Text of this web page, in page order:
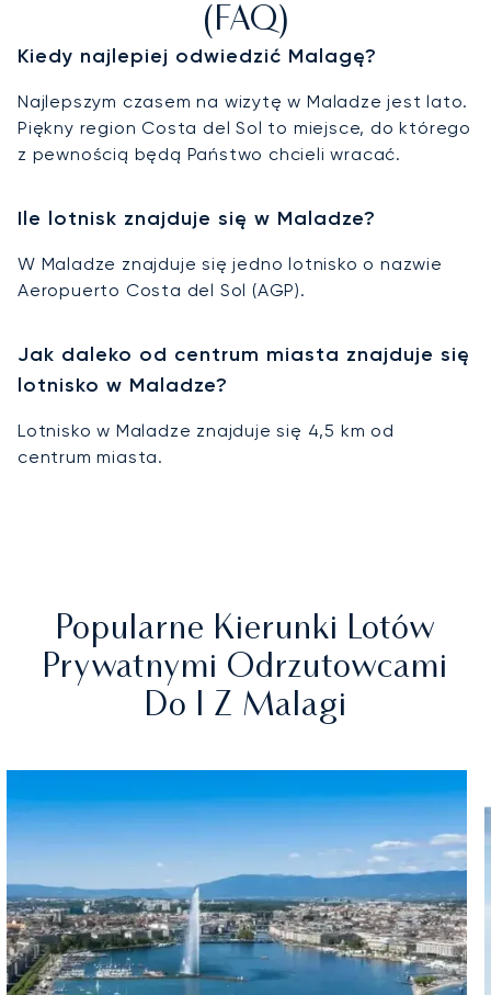
(FAQ)
Kiedy najlepiej odwiedzić Malagę?
Najlepszym czasem na wizytę w Maladze jest lato.
Piękny region Costa del Sol to miejsce, do którego
z pewnością będą Państwo chcieli wracać.
Ile lotnisk znajduje się w Maladze?
W Maladze znajduje się jedno lotnisko o nazwie
Aeropuerto Costa del Sol (AGP).
Jak daleko od centrum miasta znajduje się
lotnisko w Maladze?
Lotnisko w Maladze znajduje się 4,5 km od
centrum miasta.
Popularne Kierunki Lotów
Prywatnymi Odrzutowcami
Do I Z Malagi